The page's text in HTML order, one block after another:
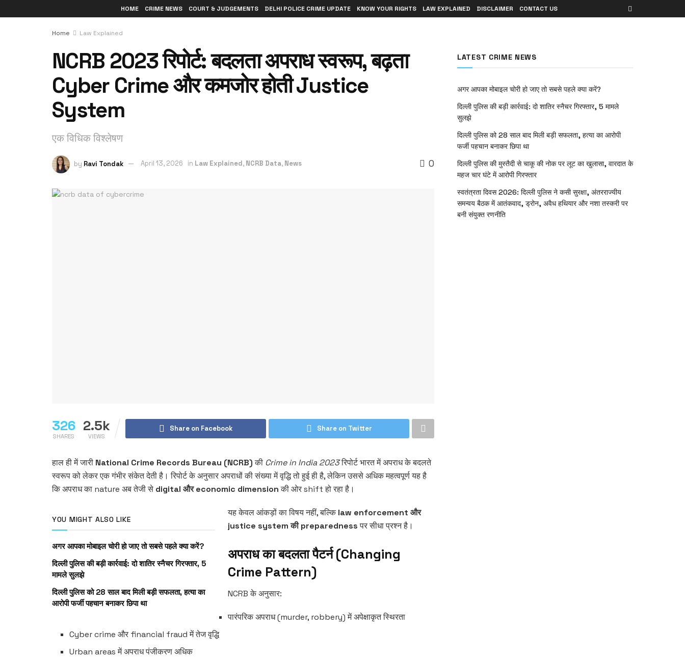
HOME CRIME NEWS COURT & JUDGEMENTS DELHI POLICE CRIME UPDATE KNOW YOUR RIGHTS LAW EXPLAINED DISCLAIMER CONTACT US
Home Law Explained
NCRB 2023 रिपोर्ट: बदलता अपराध स्वरूप, बढ़ता
Cyber Crime और कमजोर होती Justice
System
एक विधिक विश्लेषण
by Ravi Tondak April 13, 2026 in Law Explained, NCRB Data, News 0
326
SHARES
2.5k
VIEWS
Share on Facebook Share on Twitter
हाल ही में जारी National Crime Records Bureau (NCRB)की Crime in India 2023रिपोर्ट भारत में अपराध के बदलते
स्वरूप को लेकर एक गंभीर संकेत देती है। रिपोर्ट के अनुसार अपराधों की संख्या में वृद्धि तो हुई ही है, लेकिन उससे अधिक महत्वपूर्ण यह है
कि अपराध का nature अब तेजी से digital और economic dimensionकी ओर shift हो रहा है।
YOU MIGHT ALSO LIKE
अगर आपका मोबाइल चोरी हो जाए तो सबसे पहले क्या करें?
दिल्ली पुलिस की बड़ी कार्रवाई: दो शातिर स्नैचर गिरफ्तार, 5
मामले सुलझे
दिल्ली पुलिस को 28 साल बाद मिली बड़ी सफलता, हत्या का
आरोपी फर्जी पहचान बनाकर छिपा था
यह केवल आंकड़ों का विषय नहीं, बल्किlaw enforcement और
justice system की preparednessपर सीधा प्रश्न है।
अपराध का बदलता पैटर्न (Changing
Crime Pattern)
NCRB के अनुसार:
पारंपरिक अपराध (murder, robbery) में अपेक्षाकृत स्थिरता
Cyber crime और financial fraud में तेज वृद्धि
Urban areas में अपराध पंजीकरण अधिक
LATEST CRIME NEWS
अगर आपका मोबाइल चोरी हो जाए तो सबसे पहले क्या करें?
दिल्ली पुलिस की बड़ी कार्रवाई: दो शातिर स्नैचर गिरफ्तार, 5 मामले
सुलझे
दिल्ली पुलिस को 28 साल बाद मिली बड़ी सफलता, हत्या का आरोपी
फर्जी पहचान बनाकर छिपा था
दिल्ली पुलिस की मुस्तैदी से चाकू की नोक पर लूट का खुलासा, वारदात के
महज चार घंटे में आरोपी गिरफ्तार
स्वतंत्रता दिवस 2026: दिल्ली पुलिस ने कसी सुरक्षा, अंतरराज्यीय
समन्वय बैठक में आतंकवाद, ड्रोन, अवैध हथियार और नशा तस्करी पर
बनी संयुक्त रणनीति